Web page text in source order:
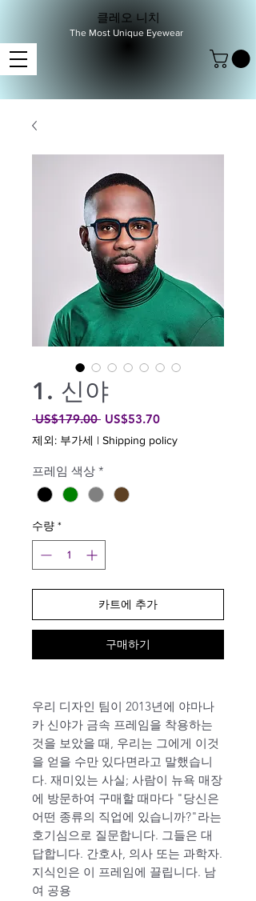
클레오 니치
The Most Unique Eyewear
1. 신야
US$179.00 일
반
가
US$53.70할
인
가
제외: 부가세 | Shipping policy
프레임 색상 *
수량 *
카트에 추가
구매하기
우리 디자인 팀이 2013년에 야마나
카 신야가 금속 프레임을 착용하는
것을 보았을 때, 우리는 그에게 이것
을 얻을 수만 있다면라고 말했습니
다. 재미있는 사실; 사람이 뉴욕 매장
에 방문하여 구매할 때마다 "당신은
어떤 종류의 직업에 있습니까?"라는
호기심으로 질문합니다. 그들은 대
답합니다. 간호사, 의사 또는 과학자.
지식인은 이 프레임에 끌립니다. 남
여 공용